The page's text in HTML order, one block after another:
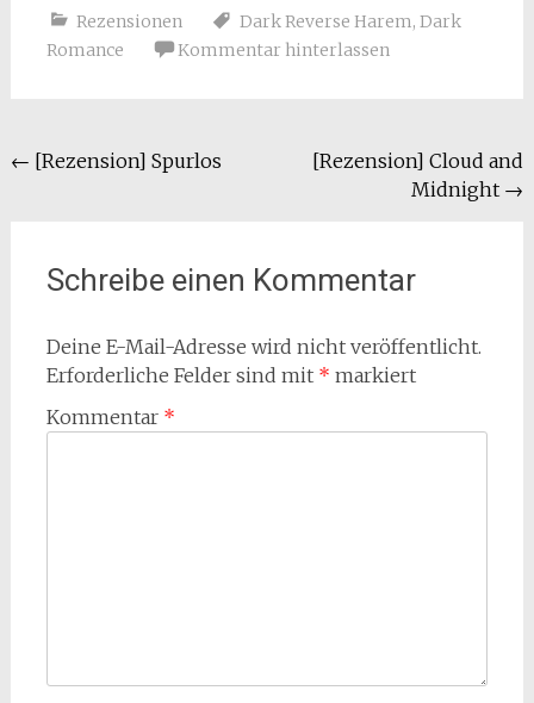
Rezensionen Dark Reverse Harem, Dark
Romance
Kommentar hinterlassen
Beitragsnavigation
← [Rezension] Spurlos
[Rezension] Cloud and
Midnight →
Schreibe einen Kommentar
Deine E-Mail-Adresse wird nicht veröffentlicht.
Erforderliche Felder sind mit * markiert
Kommentar *